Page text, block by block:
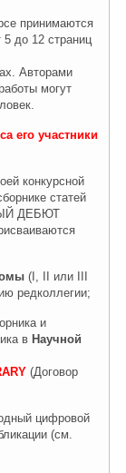
принимаются
до 12 страниц
Авторами
могут
его участники
конкурсной
статей
ДЕБЮТ
(I, II или III
редколлегии;
и
в Научной
(Договор
цифровой
(см.